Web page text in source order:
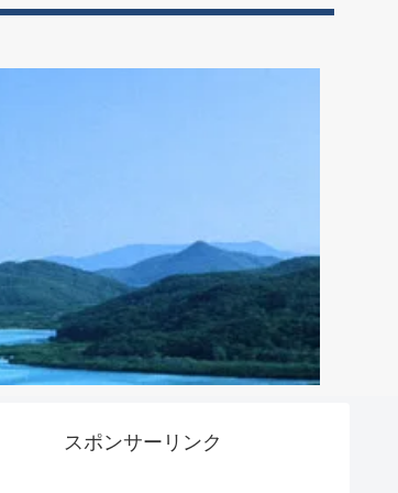
スポンサーリンク